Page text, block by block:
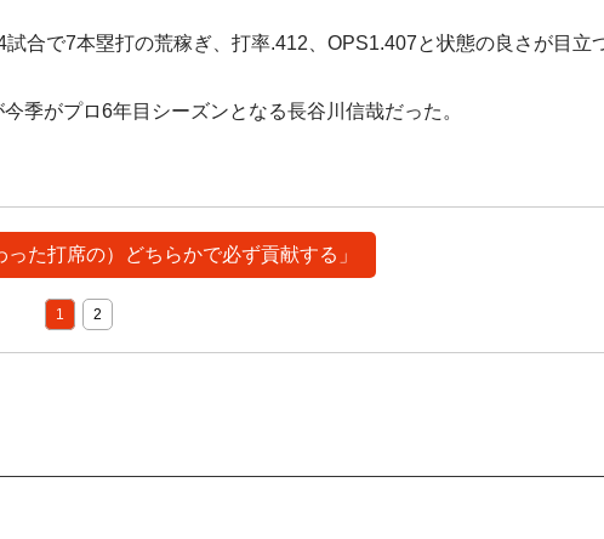
合で7本塁打の荒稼ぎ、打率.412、OPS1.407と状態の良さが目立
季がプロ6年目シーズンとなる長谷川信哉だった。
た打席の）どちらかで必ず貢献する」
1 2